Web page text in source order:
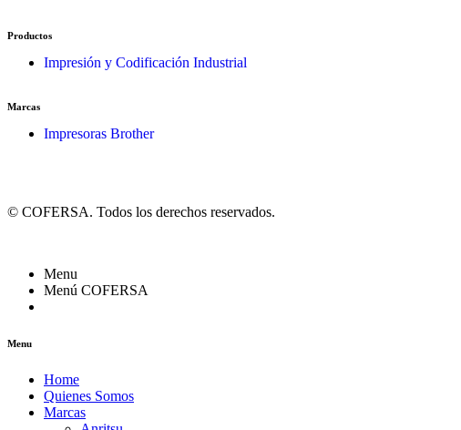
Productos
Impresión y Codificación Industrial
Marcas
Impresoras Brother
© COFERSA. Todos los derechos reservados.
Menu
Menú COFERSA
Menu
Home
Quienes Somos
Marcas